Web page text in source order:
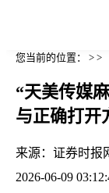
您当前的位置： > >
“天美传媒
与正确打开
来源： 证券时报
2026-06-09